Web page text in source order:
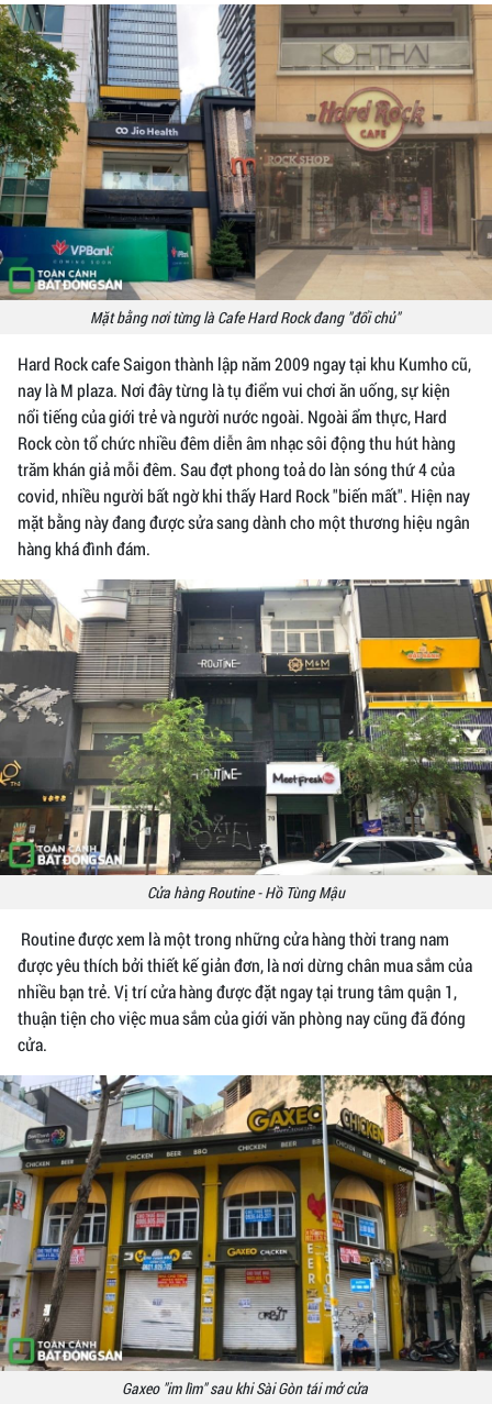
Mặt bằng nơi từng là Cafe Hard Rock đang "đổi chủ"
Hard Rock cafe Saigon thành lập năm 2009 ngay tại khu Kumho cũ,
nay là M plaza. Nơi đây từng là tụ điểm vui chơi ăn uống, sự kiện
nổi tiếng của giới trẻ và người nước ngoài. Ngoài ẩm thực, Hard
Rock còn tổ chức nhiều đêm diễn âm nhạc sôi động thu hút hàng
trăm khán giả mỗi đêm. Sau đợt phong toả do làn sóng thứ 4 của
covid, nhiều người bất ngờ khi thấy Hard Rock "biến mất". Hiện nay
mặt bằng này đang được sửa sang dành cho một thương hiệu ngân
hàng khá đình đám.
Cửa hàng Routine - Hồ Tùng Mậu
Routine được xem là một trong những cửa hàng thời trang nam
được yêu thích bởi thiết kế giản đơn, là nơi dừng chân mua sắm của
nhiều bạn trẻ. Vị trí cửa hàng được đặt ngay tại trung tâm quận 1,
thuận tiện cho việc mua sắm của giới văn phòng nay cũng đã đóng
cửa.
Gaxeo "im lìm" sau khi Sài Gòn tái mở cửa